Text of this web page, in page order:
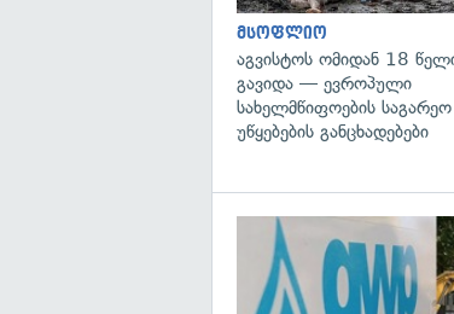
მსოფლიო
აგვისტოს ომიდან 18
გავიდა — ევროპული
სახელმწიფოების საგარეო
უწყებების განცხადებები